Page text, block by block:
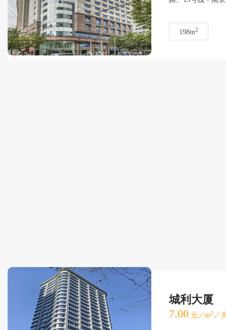
198m2
城利大厦
7.00 元／m2 ／